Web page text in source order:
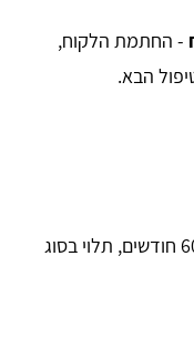
- החתמת הלקוח,
הבא.
: בממוצע 12‑60 חודשים, תלוי בסוג